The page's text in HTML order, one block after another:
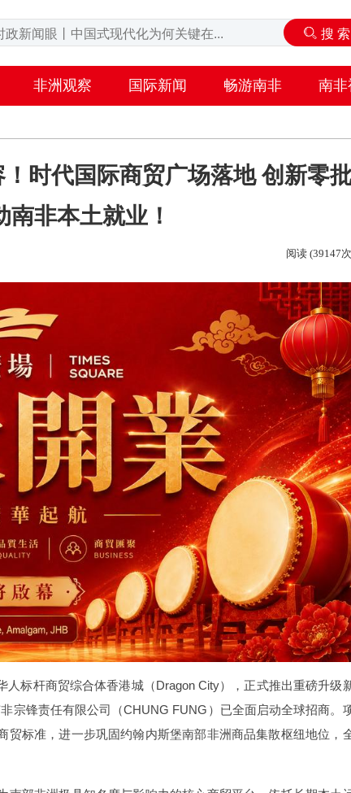
非洲观察 国际新闻 畅游南非 南非
时代国际商贸广场落地 创新零
非本土就业！
阅读 (39147
标杆商贸综合体香港城（Dragon City），正式推出重磅升级
锋责任有限公司（CHUNG FUNG）已全面启动全球招商。
标准，进一步巩固约翰内斯堡南部非洲商品集散枢纽地位，